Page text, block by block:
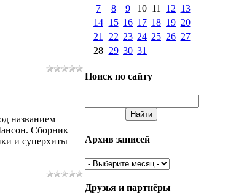
названием
Сборник
и суперхиты
7
8 9 10 11 12 13
14 15 16 17 18 19 20
21
22 23 24 25 26 27
28 29 30 31
Поиск по сайту
Архив записей
Друзья и партнёры